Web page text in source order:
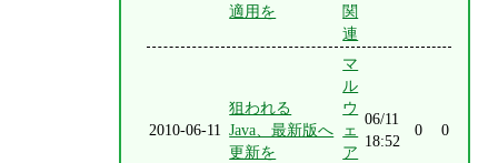
適用を
関
連
2010-06-11
狙われる
Java、最新版へ
更新を
マ
ル
ウ
ェ
ア
06/11
18:52
0 0